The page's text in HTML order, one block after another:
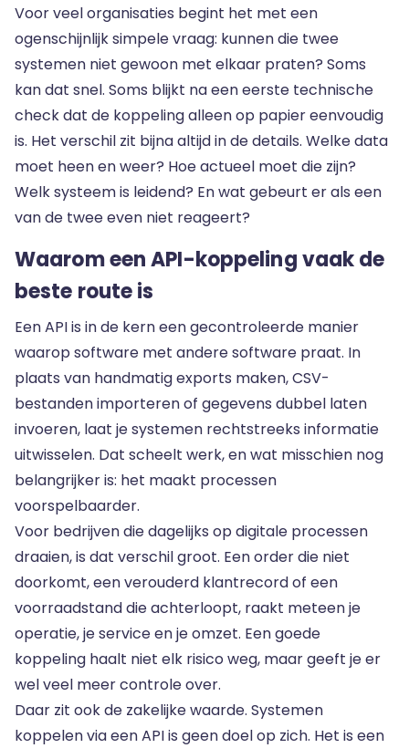
Voor veel organisaties begint het met een
ogenschijnlijk simpele vraag: kunnen die twee
systemen niet gewoon met elkaar praten? Soms
kan dat snel. Soms blijkt na een eerste technische
check dat de koppeling alleen op papier eenvoudig
is. Het verschil zit bijna altijd in de details. Welke data
moet heen en weer? Hoe actueel moet die zijn?
Welk systeem is leidend? En wat gebeurt er als een
van de twee even niet reageert?
Waarom een API-koppeling vaak de
beste route is
Een API is in de kern een gecontroleerde manier
waarop software met andere software praat. In
plaats van handmatig exports maken, CSV-
bestanden importeren of gegevens dubbel laten
invoeren, laat je systemen rechtstreeks informatie
uitwisselen. Dat scheelt werk, en wat misschien nog
belangrijker is: het maakt processen
voorspelbaarder.
Voor bedrijven die dagelijks op digitale processen
draaien, is dat verschil groot. Een order die niet
doorkomt, een verouderd klantrecord of een
voorraadstand die achterloopt, raakt meteen je
operatie, je service en je omzet. Een goede
koppeling haalt niet elk risico weg, maar geeft je er
wel veel meer controle over.
Daar zit ook de zakelijke waarde. Systemen
koppelen via een API is geen doel op zich. Het is een